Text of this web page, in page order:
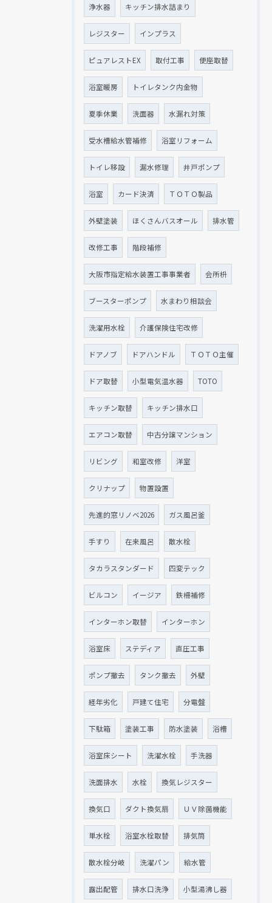
浄水器 キッチン排水詰まり
レジスター インプラス
ピュアレストEX 取付工事 便座取替
浴室暖房 トイレタンク内金物
夏季休業 洗面器 水漏れ対策
受水槽給水管補修 浴室リフォーム
トイレ移設 漏水修理 井戸ポンプ
浴室 カード決済 ＴＯＴＯ製品
外壁塗装 ほくさんバスオール 排水管
改修工事 階段補修
大阪市指定給水装置工事事業者 会所枡
ブースターポンプ 水まわり相談会
洗濯用水栓 介護保険住宅改修
ドアノブ ドアハンドル ＴＯＴＯ主催
ドア取替 小型電気温水器 TOTO
キッチン取替 キッチン排水口
エアコン取替 中古分譲マンション
リビング 和室改修 洋室
クリナップ 物置設置
先進的窓リノベ2026 ガス風呂釜
手すり 在来風呂 散水栓
タカラスタンダード 四変テック
ビルコン イージア 鉄柵補修
インターホン取替 インターホン
浴室床 ステディア 直圧工事
ポンプ撤去 タンク撤去 外壁
経年劣化 戸建て住宅 分電盤
下駄箱 塗装工事 防水塗装 浴槽
浴室床シート 洗濯水栓 手洗器
洗面排水 水栓 換気レジスター
換気口 ダクト換気扇 ＵＶ除菌機能
単水栓 浴室水栓取替 排気筒
散水栓分岐 洗濯パン 給水管
露出配管 排水口洗浄 小型湯沸し器